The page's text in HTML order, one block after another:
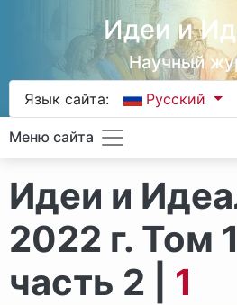
Идеи и
Научный
Язык сайта: Русский
Меню сайта
Идеи и
2022 г. Том
часть 2 | 1